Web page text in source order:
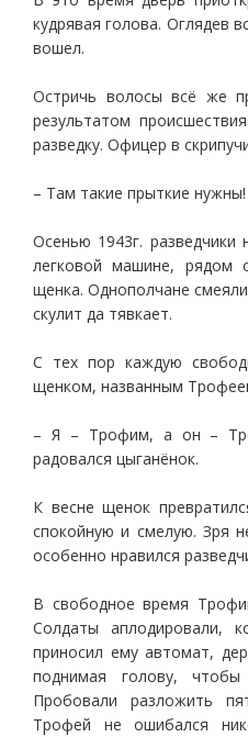
кудрявая голова. Оглядев
вошел.
Остричь волосы всё же
результатом
разведку. Офицер в
– Там такие прыткие нужны!
Осенью 1943г.
легковой машине, рядом
щенка. Однополчане
скулит да тявкает.
С тех пор каждую
щенком, названным
– Я – Трофим, а он –
радовался цыганёнок.
К весне щенок
спокойную и смелую. Зря
особенно нравился
В свободное время
Солдаты аплодировали,
приносил ему автомат,
поднимая голову,
Пробовали разложить
Трофей не ошибался